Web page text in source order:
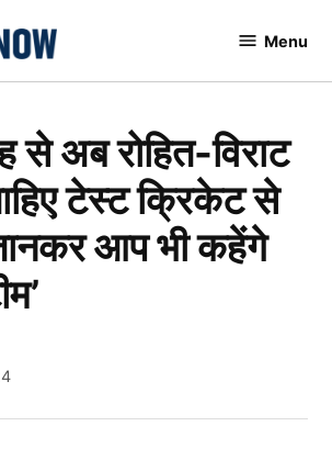
Menu
अब रोहित-विराट
टेस्ट क्रिकेट से
आप भी कहेंगे